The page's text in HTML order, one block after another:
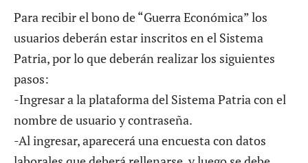
Para recibir el bono de “Guerra Económica” los
usuarios deberán estar inscritos en el Sistema
Patria, por lo que deberán realizar los siguientes
pasos:
-Ingresar a la plataforma del Sistema Patria con el
nombre de usuario y contraseña.
-Al ingresar, aparecerá una encuesta con datos